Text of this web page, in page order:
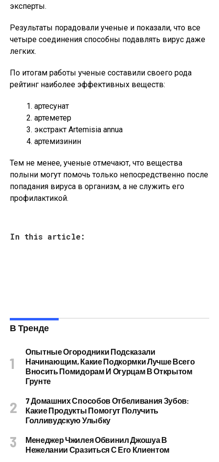
эксперты.
Результаты порадовали ученые и показали, что все
четыре соединения способны подавлять вирус даже
легких.
По итогам работы ученые составили своего рода
рейтинг наиболее эффективных веществ:
артесунат
артеметер
экстракт Artemisia annua
артемизинин
Тем не менее, ученые отмечают, что вещества
полыни могут помочь только непосредственно после
попадания вируса в организм, а не служить его
профилактикой.
In this article:
В Тренде
Опытные Огородники Подсказали
Начинающим, Какие Подкормки Лучше Всего
Вносить Помидорам И Огурцам В Открытом
Грунте
7 Домашних Способов Отбеливания Зубов:
Какие Продукты Помогут Получить
Голливудскую Улыбку
Менеджер Чжилея Обвинил Джошуа В
Нежелании Сразиться С Его Клиентом